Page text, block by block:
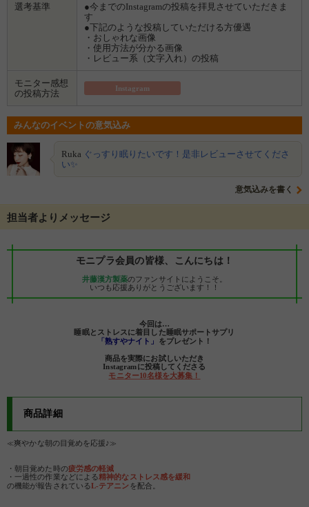
選考基準
●今までのInstagramの投稿を拝見させていただきま
す
●下記のような投稿していただける方優遇
・おしゃれな画像
・使用方法が分かる画像
・レビュー系（文字入れ）の投稿
モニター感想
の投稿方法
Instagram
みんなのイベントの意気込み
Ruka ぐっすり眠りたいです！是非レビューさせてくださ
い✨
意気込みを書く
担当者よりメッセージ
モニプラ会員の皆様、こんにちは！
井藤漢方製薬のファンサイトにようこそ。
いつも応援ありがとうございます！！
今回は…
睡眠とストレスに着目した睡眠サポートサプリ
「熟すやナイト」
をプレゼント！
商品を実際にお試しいただき
Instagramに投稿してくださる
モニター10名様を大募集！
商品詳細
≪爽やかな朝の目覚めを応援♪≫
・朝目覚めた時の疲労感の軽減
・一過性の作業などによる精神的なストレス感を緩和
の機能が報告されているL-テアニン を配合。